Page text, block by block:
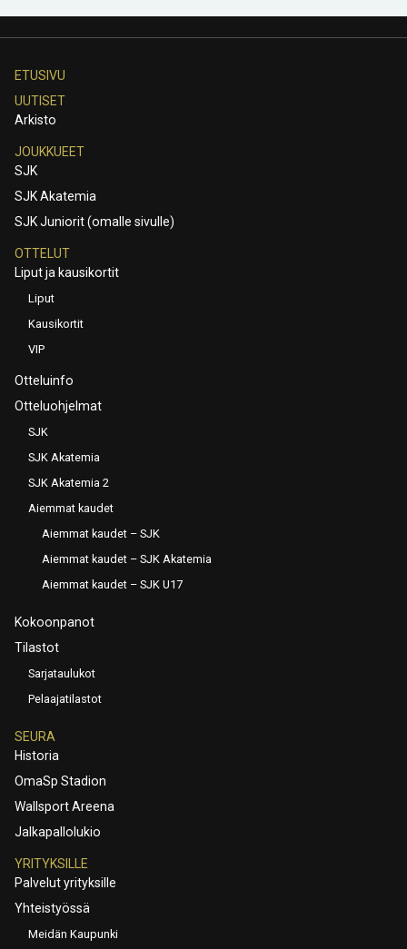
ETUSIVU
UUTISET
Arkisto
JOUKKUEET
SJK
SJK Akatemia
SJK Juniorit (omalle sivulle)
OTTELUT
Liput ja kausikortit
Liput
Kausikortit
VIP
Otteluinfo
Otteluohjelmat
SJK
SJK Akatemia
SJK Akatemia 2
Aiemmat kaudet
Aiemmat kaudet – SJK
Aiemmat kaudet – SJK Akatemia
Aiemmat kaudet – SJK U17
Kokoonpanot
Tilastot
Sarjataulukot
Pelaajatilastot
SEURA
Historia
OmaSp Stadion
Wallsport Areena
Jalkapallolukio
YRITYKSILLE
Palvelut yrityksille
Yhteistyössä
Meidän Kaupunki